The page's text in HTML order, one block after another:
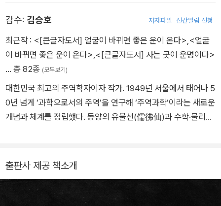
가 선정되기도 했다. 그러나 영광은 오래 가지 않았다. 전성기 시
절 추진했던 대형 프로젝트가 실패하며 그는 회사에 막대한 손실
을 입혔고 커리어는 한순간에 무너졌다. 절망 속에서 지내던 중,
우연한 계기로 일본의 대표적인 『주역』 연구자인 다케무라 아키
코를 만나면서 인생관이 180도 바뀌었다. 동양 고전의 최고봉이
는 깨달음을 얻었다. 이를 토대로 재기에 성공, 현재 기업에서 차
세대 리더 육성 업무를 담당하고 있다. 오구라 고이치가 개최하는
워크숍에는 매년 고교생부터 직장인까지 1,000명 이상이 참가하
감수: 김승호 저자파일 신간알림 신청
최근작 : <[큰글자도서] 얼굴이 바뀌면 좋은 운이 온다>,<얼굴
이 바뀌면 좋은 운이 온다>,<[큰글자도서] 사는 곳이 운명이다>
… 총 82종 (모두보기)
대한민국 최고의 주역학자이자 작가. 1949년 서울에서 태어나 5
0년 넘게 ‘과학으로서의 주역’을 연구해 ‘주역과학’이라는 새로운
개념과 체계를 정립했다. 동양의 유불선(儒彿仙)과 수학·물리학·
미국에서 물리학자들에게 주역을 강의하기도 했으며, 맨해튼 응
를 역임했다. 내로라하는 정치인, 기업인들이 앞다투어 찾아가 조
언을 구하는 대한민국 최고의 주역 전문가로 명망이 높다. 사단법
출판사 제공 책소개